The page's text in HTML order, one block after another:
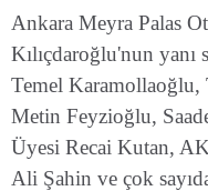
Ankara Meyra Palas
Kılıçdaroğlu'nun yanı
Temel
Metin Feyzioğlu,
Üyesi Recai Kutan,
Ali Şahin ve çok